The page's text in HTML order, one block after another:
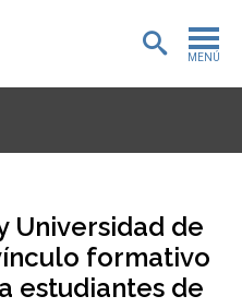
MENÚ
Universidad de
formativo
estudiantes de